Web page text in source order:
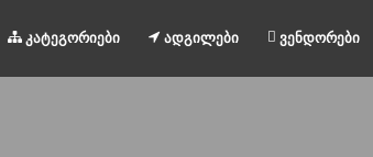
კატეგორიები ადგილები ვენდორები